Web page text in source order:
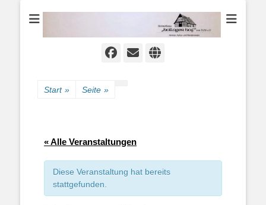
Heimathaus
Hollager Hof v.
Facebook
E-
Website
Start » Seite »
« Alle Veranstaltungen
Diese Veranstaltung hat bereits
stattgefunden.